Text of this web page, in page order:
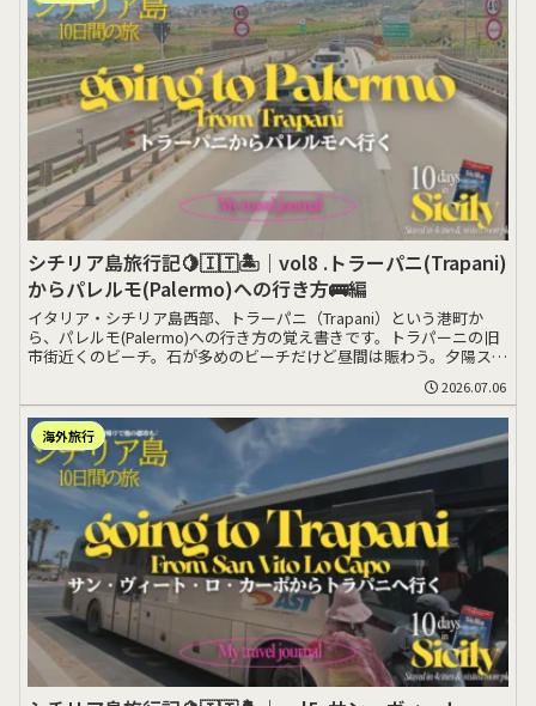
シチリア島旅行記🍋🇮🇹🏝️｜vol8 .トラーパニ(Trapani)
からパレルモ(Palermo)への行き方🚌編
イタリア・シチリア島西部、トラーパニ（Trapani）という港町か
ら、パレルモ(Palermo)への行き方の覚え書きです。トラパーニの旧
市街近くのビーチ。石が多めのビーチだけど昼間は賑わう。夕陽スポ
2026.07.06
海外旅行